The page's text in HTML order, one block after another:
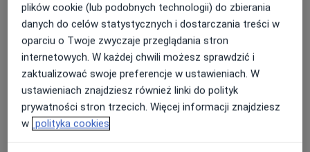
lek. Joanna Jamroga-Piątek
Dermatolog ·Więcej
14 opinii
Adres 1 Adres 2 Adres 3
Chodźki 17, Lublin
plików cookie (lub podobnych technologii) do zbierania
danych do celów statystycznych i dostarczania treści w
oparciu o Twoje zwyczaje przeglądania stron
internetowych. W każdej chwili możesz sprawdzić i
zaktualizować swoje preferencje w ustawieniach. W
ustawieniach znajdziesz również linki do polityk
prywatności stron trzecich. Więcej informacji znajdziesz
w polityka cookies